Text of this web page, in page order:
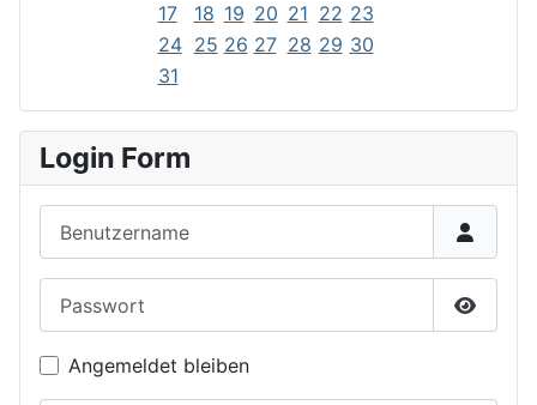
17
18 19 20 21 22 23
24 25 26 27 28 29 30
31
Login Form
Angemeldet bleiben